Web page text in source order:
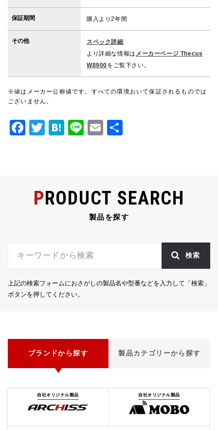
保証期間 購入より2年間
その他
スペック詳細
より詳細な情報は メーカーページ Thecus
W8900をご覧下さい。
※値はメーカー公称値です。すべての環境おいて保証されるものでは
ございません。
F
b
o
T
r
H
a
Li
E
PRODUCT SEARCH
製品を探す
検索
上記の検索フォームにおさがしの製品名や型番などを入力して「検索」
ボタンを押してください。
ブランドから探す 製品カテゴリーから探す
自社オリジナル製品 自社オリジナル製品